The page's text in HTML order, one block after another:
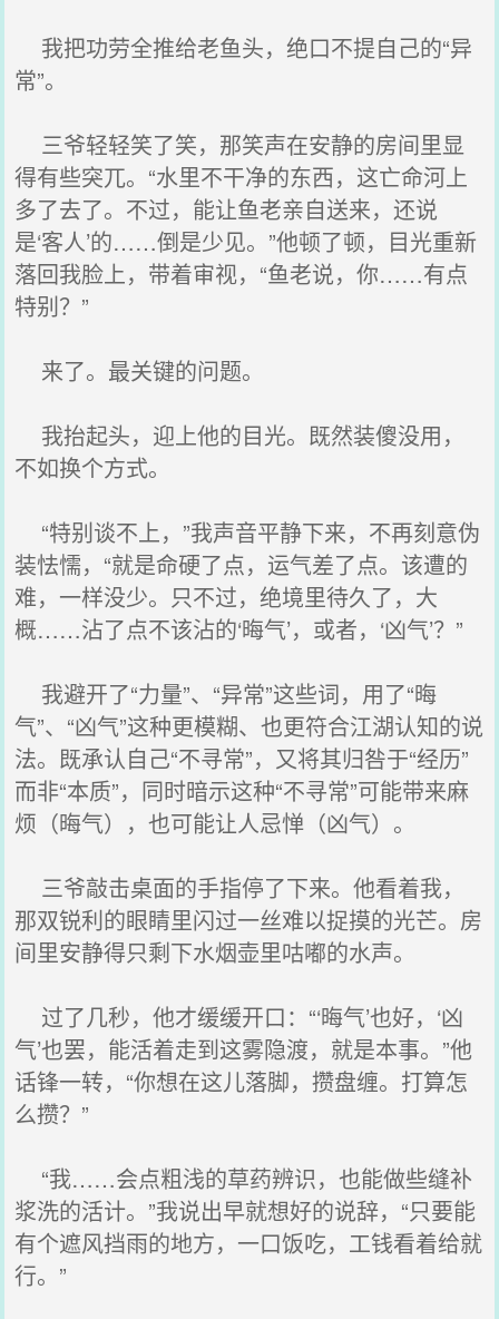
我把功劳全推给老鱼头，绝口不提自己的“异
常”。
三爷轻轻笑了笑，那笑声在安静的房间里显
得有些突兀。“水里不干净的东西，这亡命河上
多了去了。不过，能让鱼老亲自送来，还说
是‘客人’的……倒是少见。”他顿了顿，目光重新
落回我脸上，带着审视，“鱼老说，你……有点
特别？”
来了。最关键的问题。
我抬起头，迎上他的目光。既然装傻没用，
不如换个方式。
“特别谈不上，”我声音平静下来，不再刻意伪
装怯懦，“就是命硬了点，运气差了点。该遭的
难，一样没少。只不过，绝境里待久了，大
概……沾了点不该沾的‘晦气’，或者，‘凶气’？”
我避开了“力量”、“异常”这些词，用了“晦
气”、“凶气”这种更模糊、也更符合江湖认知的说
法。既承认自己“不寻常”，又将其归咎于“经历”
而非“本质”，同时暗示这种“不寻常”可能带来麻
烦（晦气），也可能让人忌惮（凶气）。
三爷敲击桌面的手指停了下来。他看着我，
那双锐利的眼睛里闪过一丝难以捉摸的光芒。房
间里安静得只剩下水烟壶里咕嘟的水声。
过了几秒，他才缓缓开口：“‘晦气’也好，‘凶
气’也罢，能活着走到这雾隐渡，就是本事。”他
话锋一转，“你想在这儿落脚，攒盘缠。打算怎
么攒？”
“我……会点粗浅的草药辨识，也能做些缝补
浆洗的活计。”我说出早就想好的说辞，“只要能
有个遮风挡雨的地方，一口饭吃，工钱看着给就
行。”